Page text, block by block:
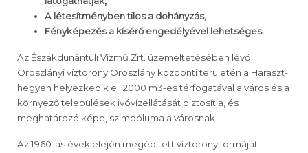
A létesítményben tilos a dohányzás,
Fényképezés a kísérő engedélyével lehetséges.
Az Északdunántúli Vízmű Zrt. üzemeltetésében lévő
Oroszlányi víztorony Oroszlány központi területén a Haraszt-
hegyen helyezkedik el. 2000 m3-es térfogatával a város és a
környező települések ivóvízellátását biztosítja, és
meghatározó képe, szimbóluma a városnak.
Az 1960-as évek elején megépített víztorony formáját